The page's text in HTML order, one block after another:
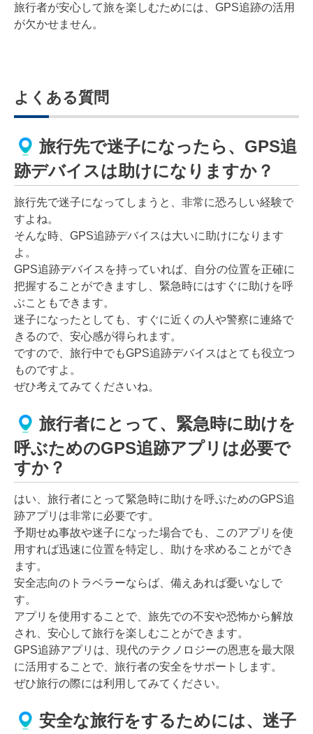
旅行者が安心して旅を楽しむためには、GPS追跡の活用
が欠かせません。
よくある質問
旅行先で迷子になったら、GPS追
跡デバイスは助けになりますか？
旅行先で迷子になってしまうと、非常に恐ろしい経験で
すよね。
そんな時、GPS追跡デバイスは大いに助けになります
よ。
GPS追跡デバイスを持っていれば、自分の位置を正確に
把握することができますし、緊急時にはすぐに助けを呼
ぶこともできます。
迷子になったとしても、すぐに近くの人や警察に連絡で
きるので、安心感が得られます。
ですので、旅行中でもGPS追跡デバイスはとても役立つ
ものですよ。
ぜひ考えてみてくださいね。
旅行者にとって、緊急時に助けを
呼ぶためのGPS追跡アプリは必要で
すか？
はい、旅行者にとって緊急時に助けを呼ぶためのGPS追
跡アプリは非常に必要です。
予期せぬ事故や迷子になった場合でも、このアプリを使
用すれば迅速に位置を特定し、助けを求めることができ
ます。
安全志向のトラベラーならば、備えあれば憂いなしで
す。
アプリを使用することで、旅先での不安や恐怖から解放
され、安心して旅行を楽しむことができます。
GPS追跡アプリは、現代のテクノロジーの恩恵を最大限
に活用することで、旅行者の安全をサポートします。
ぜひ旅行の際には利用してみてください。
安全な旅行をするためには、迷子